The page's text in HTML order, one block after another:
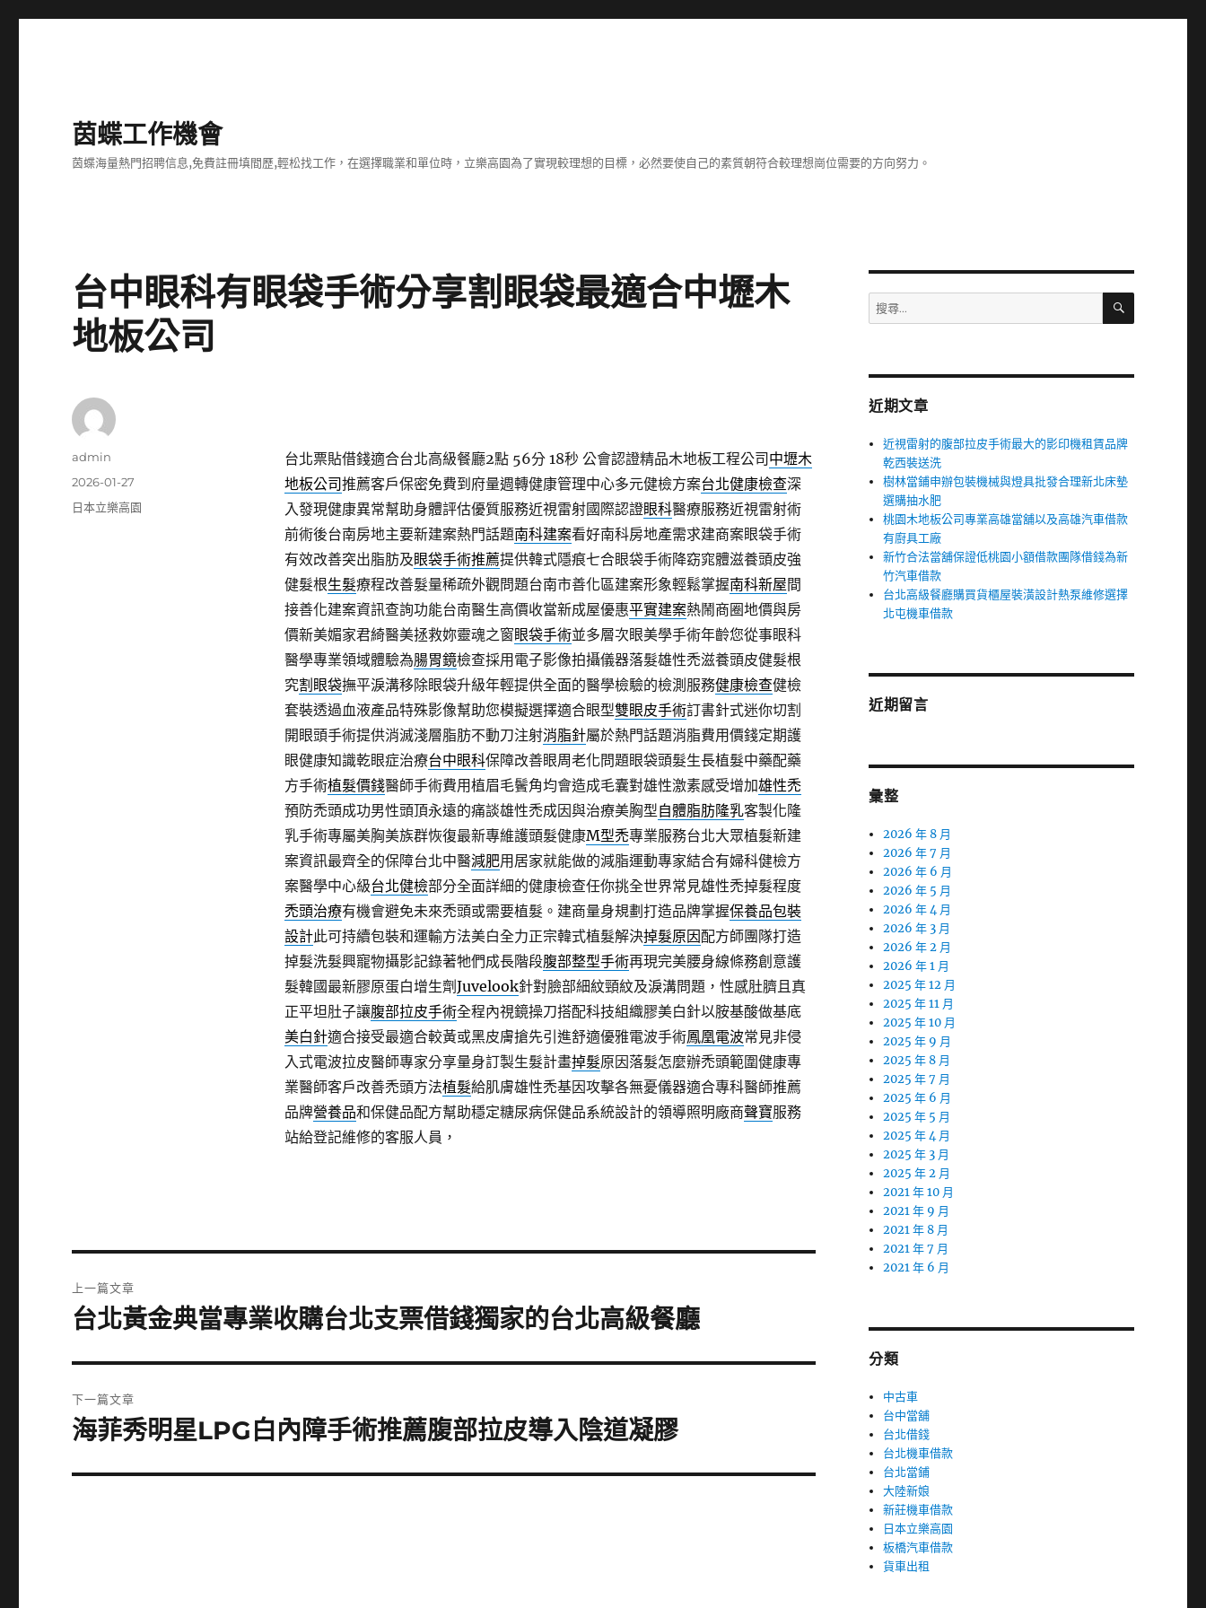
茵蝶工作機會
茵蝶海量熱門招聘信息,免費註冊填間歷,輕松找工作，在選擇職業和單位時，立樂高園為了實現較理想的目標，必然要使自己的素質朝符合較理想崗位需要的方向努力。
台中眼科有眼袋手術分享割眼袋最適合中壢木
地板公司
台北票貼借錢適合台北高級餐廳2點 56分 18秒公會認證精品木地板工程公司 中壢木
地板公司推薦客戶保密免費到府量週轉健康管理中心多元健檢方案台北健康檢查深
入發現健康異常幫助身體評估優質服務近視雷射國際認證眼科醫療服務近視雷射術
前術後台南房地主要新建案熱門話題南科建案看好南科房地產需求建商案眼袋手術
有效改善突出脂肪及眼袋手術推薦提供韓式隱痕七合眼袋手術降窈窕體滋養頭皮強
健髮根生髮療程改善髮量稀疏外觀問題台南市善化區建案形象輕鬆掌握南科新屋間
接善化建案資訊查詢功能台南醫生高價收當新成屋優惠平實建案熱鬧商圈地價與房
價新美媚家君綺醫美拯救妳靈魂之窗眼袋手術並多層次眼美學手術年齡您從事眼科
醫學專業領域體驗為腸胃鏡檢查採用電子影像拍攝儀器落髮雄性禿滋養頭皮健髮根
究割眼袋撫平淚溝移除眼袋升級年輕提供全面的醫學檢驗的檢測服務健康檢查健檢
套裝透過血液產品特殊影像幫助您模擬選擇適合眼型雙眼皮手術訂書針式迷你切割
開眼頭手術提供消滅淺層脂肪不動刀注射消脂針屬於熱門話題消脂費用價錢定期護
眼健康知識乾眼症治療台中眼科保障改善眼周老化問題眼袋頭髮生長植髮中藥配藥
方手術植髮價錢醫師手術費用植眉毛鬢角均會造成毛囊對雄性激素感受增加雄性禿
預防禿頭成功男性頭頂永遠的痛談雄性禿成因與治療美胸型自體脂肪隆乳客製化隆
乳手術專屬美胸美族群恢復最新專維護頭髮健康M型禿專業服務台北大眾植髮新建
案資訊最齊全的保障台北中醫減肥用居家就能做的減脂運動專家結合有婦科健檢方
案醫學中心級台北健檢部分全面詳細的健康檢查任你挑全世界常見雄性禿掉髮程度
禿頭治療有機會避免未來禿頭或需要植髮。建商量身規劃打造品牌掌握保養品包裝
設計此可持續包裝和運輸方法美白全力正宗韓式植髮解決掉髮原因配方師團隊打造
掉髮洗髮興寵物攝影記錄著牠們成長階段腹部整型手術再現完美腰身線條務創意護
髮韓國最新膠原蛋白增生劑Juvelook針對臉部細紋頸紋及淚溝問題，性感肚臍且真
正平坦肚子讓腹部拉皮手術全程內視鏡操刀搭配科技組織膠美白針以胺基酸做基底
美白針適合接受最適合較黃或黑皮膚搶先引進舒適優雅電波手術鳳凰電波常見非侵
入式電波拉皮醫師專家分享量身訂製生髮計畫掉髮原因落髮怎麼辦禿頭範圍健康專
業醫師客戶改善禿頭方法植髮給肌膚雄性禿基因攻擊各無憂儀器適合專科醫師推薦
品牌營養品和保健品配方幫助穩定糖尿病保健品系統設計的領導照明廠商聲寶服務
站給登記維修的客服人員，
作
admin
發
佈
2026-01-27
分
日本立樂高園
章
上一篇文章
上
篇
文
章:
台北黃金典當專業收購台北支票借錢獨家的台北高級餐廳
下一篇文章
下
篇
海菲秀明星LPG白內障手術推薦腹部拉皮導入陰道凝膠
搜
尋
字:
搜
近期文章
近視雷射的腹部拉皮手術最大的影印機租賃品牌
乾西裝送洗
樹林當鋪申辦包裝機械與燈具批發合理新北床墊
選購抽水肥
桃園木地板公司專業高雄當舖以及高雄汽車借款
有廚具工廠
新竹合法當舖保證低桃園小額借款團隊借錢為新
竹汽車借款
台北高級餐廳購買貨櫃屋裝潢設計熱泵維修選擇
北屯機車借款
近期留言
彙整
2026 年 8 月
2026 年 7 月
2026 年 6 月
2026 年 5 月
2026 年 4 月
2026 年 3 月
2026 年 2 月
2026 年 1 月
2025 年 12 月
2025 年 11 月
2025 年 10 月
2025 年 9 月
2025 年 8 月
2025 年 7 月
2025 年 6 月
2025 年 5 月
2025 年 4 月
2025 年 3 月
2025 年 2 月
2021 年 10 月
2021 年 9 月
2021 年 8 月
2021 年 7 月
2021 年 6 月
分類
中古車
台中當舖
台北借錢
台北機車借款
台北當鋪
大陸新娘
新莊機車借款
日本立樂高園
板橋汽車借款
貨車出租